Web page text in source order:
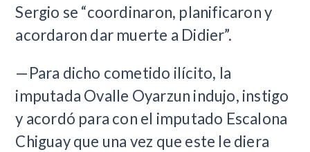
Sergio se “coordinaron, planificaron y
acordaron dar muerte a Didier”.
—Para dicho cometido ilícito, la
imputada Ovalle Oyarzun indujo, instigo
y acordó para con el imputado Escalona
Chiguay que una vez que este le diera